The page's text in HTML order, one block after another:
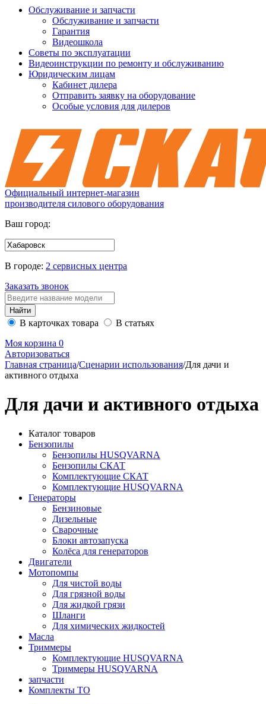
Обслуживание и запчасти
Обслуживание и запчасти
Гарантия
Видеошкола
Советы по эксплуатации
Видеоинструкции по ремонту и обслуживанию
Юридическим лицам
Кабинет дилера
Отправить заявку на оборудование
Особые условия для дилеров
Официальный интернет-магазин
производителя силового оборудования
Ваш город:
В городе: 2 сервисных центра
Заказать звонок
В карточках товара
В статьях
Моя корзина 0
Авторизоваться
Главная страница/Сценарии использования/Для дачи и
активного отдыха
Для дачи и активного отдыха
Каталог товаров
Бензопилы
Бензопилы HUSQVARNA
Бензопилы СКАТ
Комплектующие СКАТ
Комплектующие HUSQVARNA
Генераторы
Бензиновые
Дизельные
Сварочные
Блоки автозапуска
Колёса для генераторов
Двигатели
Мотопомпы
Для чистой воды
Для грязной воды
Для жидкой грязи
Шланги
Для химических жидкостей
Масла
Триммеры
Комплектующие HUSQVARNA
Триммеры HUSQVARNA
запчасти
Комплекты ТО